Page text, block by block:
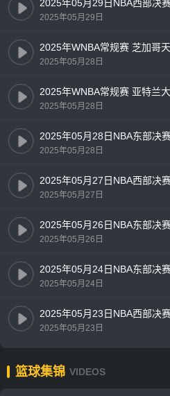
2025年05月29日NBA西部决
2025年05月29日
2025年WNBA常规赛 芝加哥
2025年05月28日
2025年WNBA常规赛 亚特兰
2025年05月28日
2025年05月28日NBA东部决
2025年05月28日
2025年05月27日NBA西部决
2025年05月27日
2025年05月26日NBA东部决
2025年05月26日
2025年05月24日NBA东部决
2025年05月24日
2025年05月23日NBA西部决
2025年05月23日
篮球集锦 VIDEOS